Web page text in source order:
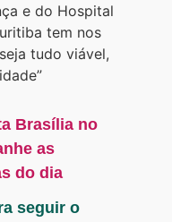
e do Hospital
tem nos
tudo viável,
Brasília no
as
do dia
seguir o